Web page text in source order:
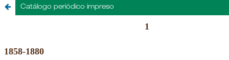
Catálogo periódico impreso